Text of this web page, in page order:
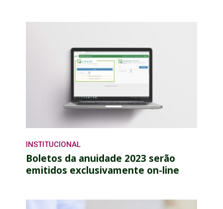
INSTITUCIONAL
Boletos da anuidade 2023 serão
emitidos exclusivamente on-line